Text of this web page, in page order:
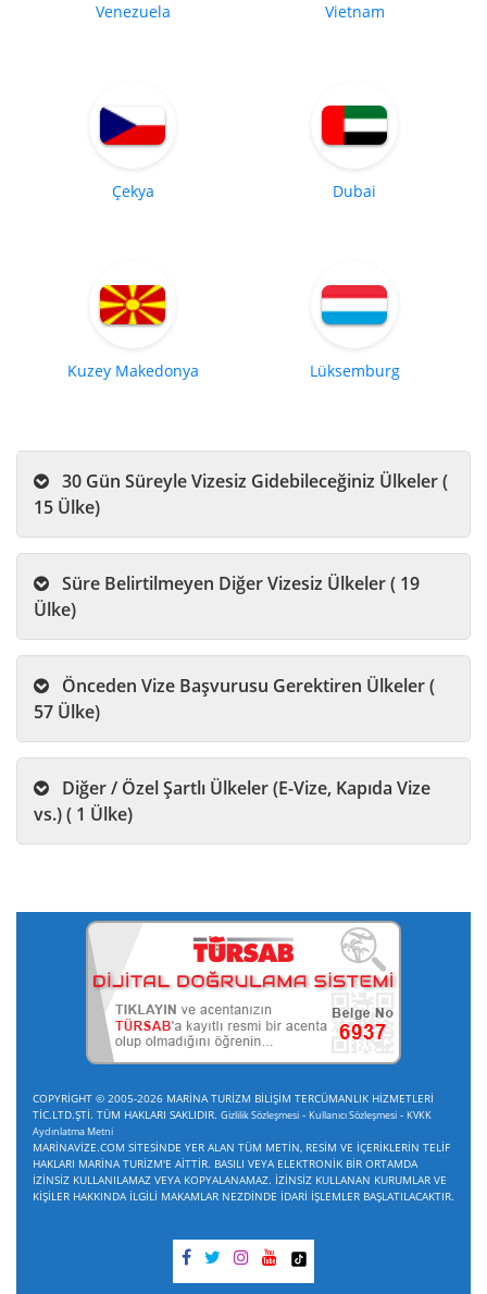
Venezuela Vietnam
Çekya Dubai
Kuzey Makedonya Lüksemburg
15 Ülke)
Ülke)
57 Ülke)
vs.) ( 1 Ülke)
COPYRİGHT © 2005-2026 MARİNA TURİZM BİLİŞİM TERCÜMANLIK HİZMETLERİ
TİC.LTD.ŞTİ. TÜM HAKLARI SAKLIDIR. Gizlilik Sözleşmesi - Kullanıcı Sözleşmesi - KVKK
Aydınlatma Metni
MARİNAVİZE.COM SİTESİNDE YER ALAN TÜM METİN, RESİM VE İÇERİKLERİN TELİF
HAKLARI MARİNA TURİZM'E AİTTİR. BASILI VEYA ELEKTRONİK BİR ORTAMDA
İZİNSİZ KULLANILAMAZ VEYA KOPYALANAMAZ. İZİNSİZ KULLANAN KURUMLAR VE
KİŞİLER HAKKINDA İLGİLİ MAKAMLAR NEZDİNDE İDARİ İŞLEMLER BAŞLATILACAKTIR.